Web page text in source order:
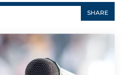
SHARE